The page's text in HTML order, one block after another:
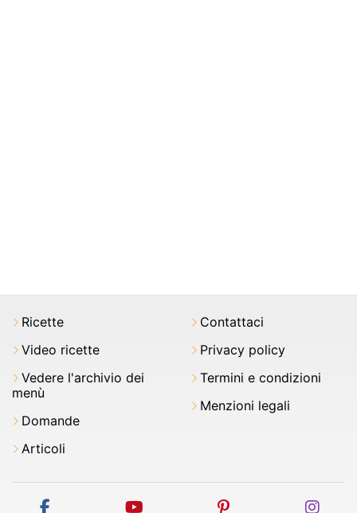
Ricette
Video ricette
Vedere l'archivio dei
menù
Domande
Articoli
Contattaci
Privacy policy
Termini e condizioni
Menzioni legali
facebook youtube pinterest